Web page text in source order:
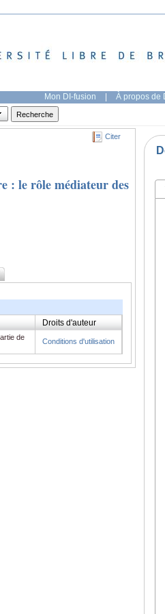
Mon DI-fusion | À propos de
Citer
: le rôle médiateur des
Droits d'auteur
de
Conditions d'utilisation